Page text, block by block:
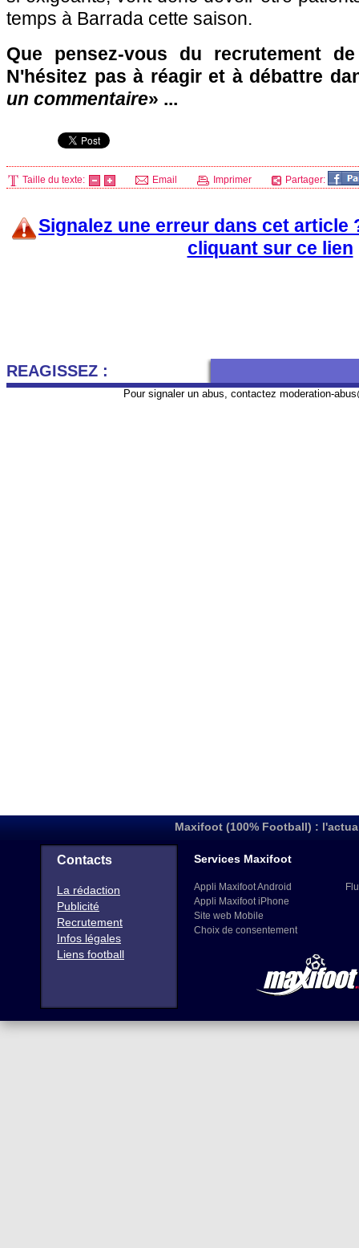
temps à Barrada cette saison.
Que pensez-vous du recrutement
N'hésitez pas à réagir et à débattre
un commentaire» ...
Taille du texte: Email Imprimer Partager:
Signalez une erreur dans cet article
cliquant sur ce lien
REAGISSEZ :
Pour signaler un abus, contactez moderation-
Maxifoot (100% Football) :
Contacts
La rédaction
Publicité
Recrutement
Infos légales
Liens football
Services Maxifoot
Appli Maxifoot Android
Appli Maxifoot iPhone
Site web Mobile
Choix de consentement